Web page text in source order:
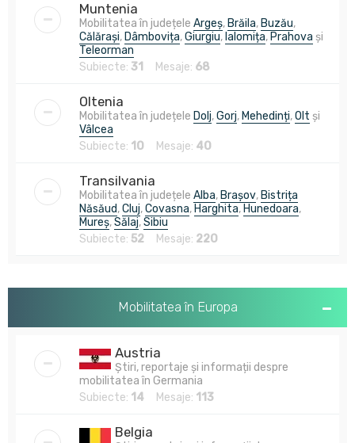
Muntenia
Mobilitatea în județele Argeș, Brăila, Buzău,
Călărași, Dâmbovița,Giurgiu, Ialomița, Prahova și
Teleorman
Subiecte: 31 Mesaje: 68
Oltenia
Mobilitatea în județele Dolj,Gorj, Mehedinți,Olt și
Vâlcea
Subiecte: 10 Mesaje: 40
Transilvania
Mobilitatea în județele Alba, Brașov, Bistrița
Năsăud,Cluj,Covasna, Harghita, Hunedoara,
Mureș,Sălaj,Sibiu
Subiecte: 52 Mesaje: 220
Mobilitatea în Europa
Austria
Știri, reportaje și informații despre
mobilitatea în Germania
Subiecte: 14 Mesaje: 113
Belgia